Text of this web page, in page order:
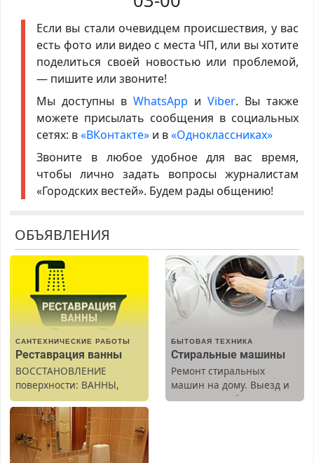
Если вы стали очевидцем происшествия, у вас
есть фото или видео с места ЧП, или вы хотите
поделиться своей новостью или проблемой,
— пишите или звоните!
Мы доступны в WhatsApp иViber. Вы также
можете присылать сообщения в социальных
сетях: в«ВКонтакте»и в«Одноклассниках»
Звоните в любое удобное для вас время,
чтобы лично задать вопросы журналистам
«Городских вестей». Будем рады общению!
ОБЪЯВЛЕНИЯ
САНТЕХНИЧЕСКИЕ РАБОТЫ
Реставрация ванны
ВОССТАНОВЛЕНИЕ
поверхности: ВАННЫ,
раковины, подоконника.
От скола до полной
реставрации. 100%
результат.
БЫТОВАЯ ТЕХНИКА
Стиральные машины
Ремонт стиральных
машин на дому. Выезд и
диагностика бесплатно.